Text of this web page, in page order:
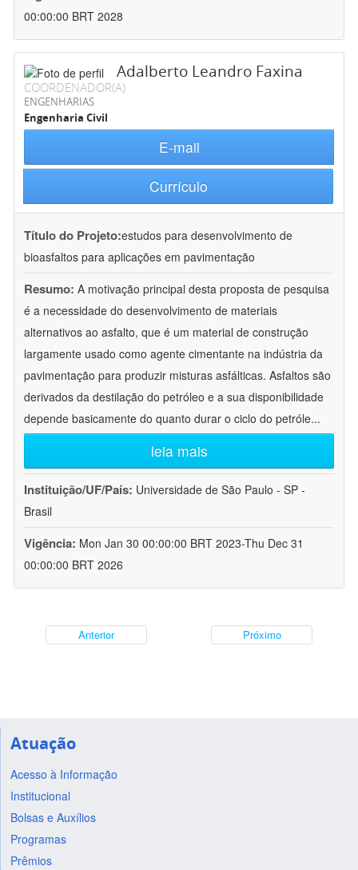
00:00:00 BRT 2028
Adalberto Leandro Faxina
COORDENADOR(A)
ENGENHARIAS
Engenharia Civil
E-mail
Currículo
Título do Projeto:estudos para desenvolvimento de
bioasfaltos para aplicações em pavimentação
Resumo: A motivação principal desta proposta de pesquisa
é a necessidade do desenvolvimento de materiais
alternativos ao asfalto, que é um material de construção
largamente usado como agente cimentante na indústria da
pavimentação para produzir misturas asfálticas. Asfaltos são
derivados da destilação do petróleo e a sua disponibilidade
depende basicamente do quanto durar o ciclo do petróle...
leia mais
Instituição/UF/País: Universidade de São Paulo - SP -
Brasil
Vigência: Mon Jan 30 00:00:00 BRT 2023-Thu Dec 31
00:00:00 BRT 2026
Anterior Próximo
Atuação
Acesso à Informação
Institucional
Bolsas e Auxílios
Programas
Prêmios